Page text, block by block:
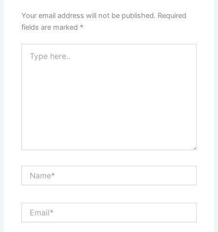
Your email address will not be published. Required
fields are marked *
here..